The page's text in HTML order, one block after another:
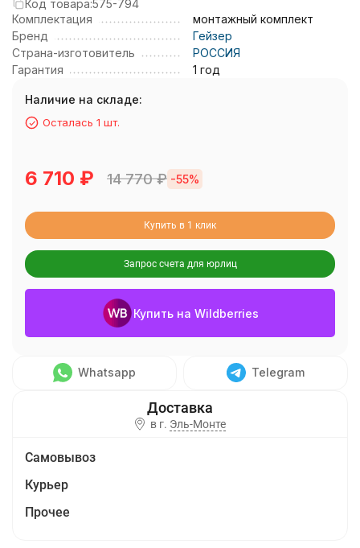
Код товара:575-794
Комплектация
монтажный комплект
Бренд
Гейзер
Страна-изготовитель
РОССИЯ
Гарантия
1 год
Наличие на складе:
Осталась 1 шт.
6 710 ₽ 14 770₽ -55%
Купить в 1 клик
Запрос счета для юрлиц
Купить на Wildberries
Whatsapp Telegram
в г. Эль-Монте
Самовывоз
Курьер
Прочее